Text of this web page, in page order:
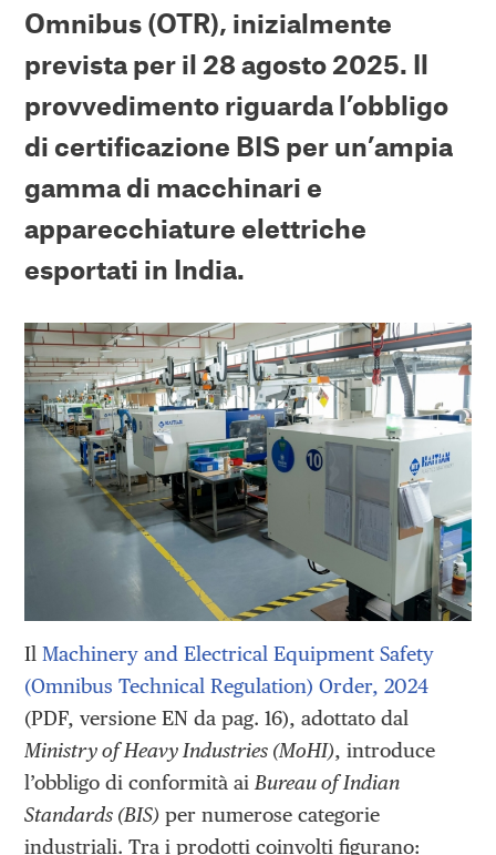
Omnibus (OTR), inizialmente
prevista per il 28 agosto 2025. Il
provvedimento riguarda l’obbligo
di certificazione BIS per un’ampia
gamma di macchinari e
apparecchiature elettriche
esportati in India.
IlMachinery and Electrical Equipment Safety
(Omnibus Technical Regulation) Order, 2024
(PDF, versione EN da pag. 16), adottato dal
Ministry of Heavy Industries (MoHI), introduce
l’obbligo di conformità aiBureau of Indian
Standards (BIS) per numerose categorie
industriali. Tra i prodotti coinvolti figurano: